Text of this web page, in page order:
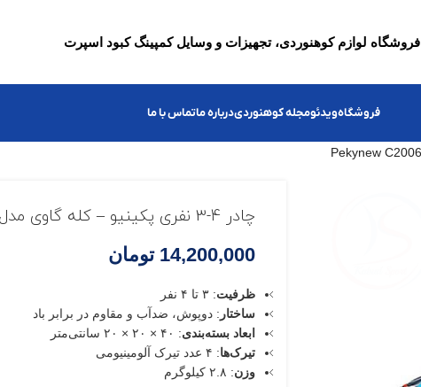
فروشگاه لوازم کوهنوردی، تجهیزات و وسایل کمپینگ کبود اسپرت
فروشگاهویدئومجله کوهنوردیدرباره ماتماس با ما
چادر 4-3 نفری پکینیو – کله گاوی مدل Pekynew C2006
14,200,000 تومان
ظرفیت: ۳ تا ۴ نفر
ساختار : دوپوش، ضدآب و مقاوم در برابر باد
ابعاد بسته‌بندی: ۴۰ × ۲۰ × ۲۰ سانتی‌متر
تیرک‌ها: ۴ عدد تیرک آلومینیومی
وزن: ۲.۸ کیلوگرم